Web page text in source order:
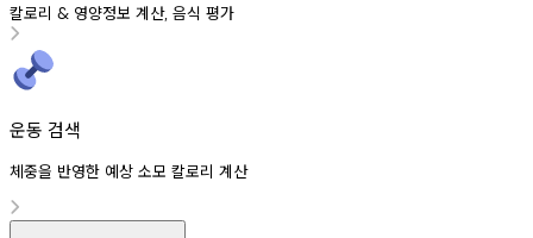
칼로리 & 영양정보 계산, 음식 평가
운동 검색
체중을 반영한 예상 소모 칼로리 계산